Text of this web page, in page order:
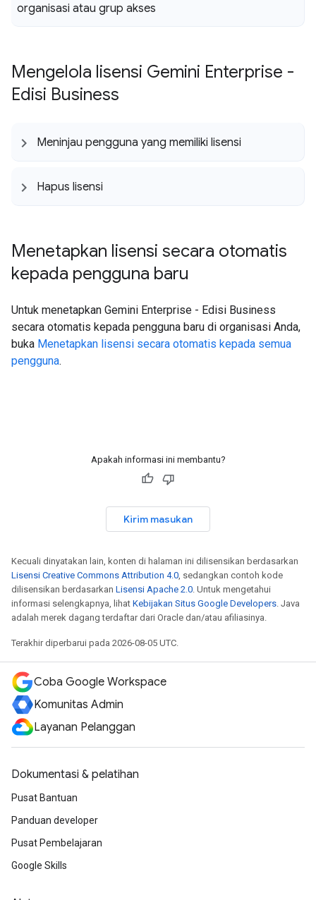
organisasi atau grup akses
Mengelola lisensi Gemini Enterprise -
Edisi Business
Meninjau pengguna yang memiliki lisensi
Hapus lisensi
Menetapkan lisensi secara otomatis
kepada pengguna baru
Untuk menetapkan Gemini Enterprise - Edisi Business
secara otomatis kepada pengguna baru di organisasi Anda,
buka Menetapkan lisensi secara otomatis kepada semua
pengguna.
Apakah informasi ini membantu?
Kirim masukan
Kecuali dinyatakan lain, konten di halaman ini dilisensikan berdasarkan
Lisensi Creative Commons Attribution 4.0 , sedangkan contoh kode
dilisensikan berdasarkan Lisensi Apache 2.0 . Untuk mengetahui
informasi selengkapnya, lihat Kebijakan Situs Google Developers . Java
adalah merek dagang terdaftar dari Oracle dan/atau afiliasinya.
Terakhir diperbarui pada 2026-08-05 UTC.
Coba Google Workspace
Komunitas Admin
Layanan Pelanggan
Dokumentasi & pelatihan
Pusat Bantuan
Panduan developer
Pusat Pembelajaran
Google Skills